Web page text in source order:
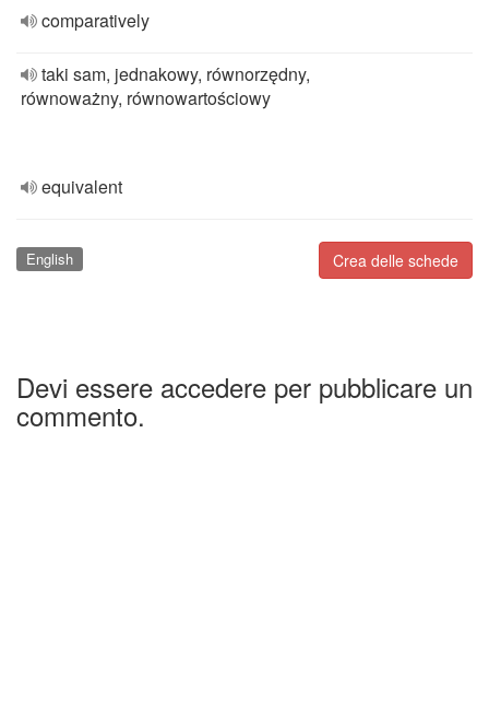
comparatively
taki sam, jednakowy, równorzędny,
równoważny, równowartościowy
equivalent
Crea delle schede
English
Devi essere accedere per pubblicare un
commento.